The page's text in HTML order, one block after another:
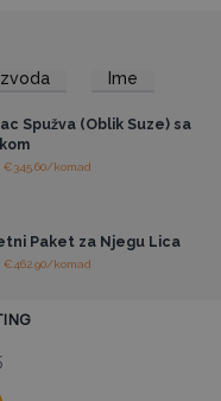
Ime
Pristup veleprodajnim
cijenama
Spužva (Oblik Suze) sa
€345.60/komad
Paket za Njegu Lica
€462.90/komad